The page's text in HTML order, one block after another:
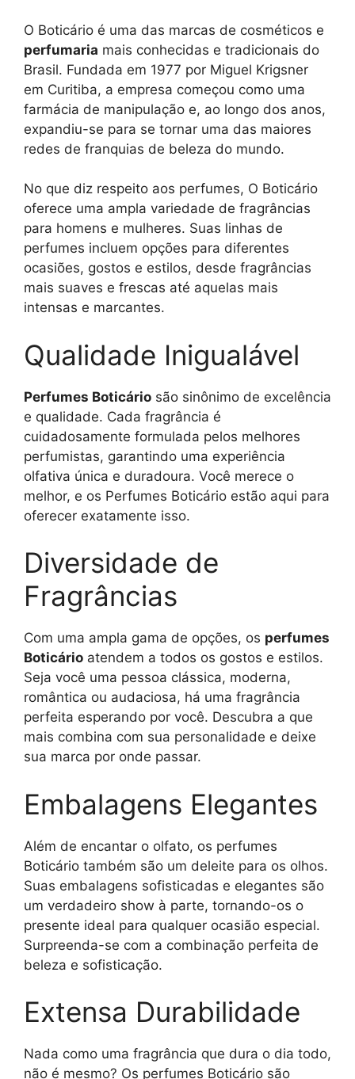
O Boticário é uma das marcas de cosméticos e
perfumaria mais conhecidas e tradicionais do
Brasil. Fundada em 1977 por Miguel Krigsner
em Curitiba, a empresa começou como uma
farmácia de manipulação e, ao longo dos anos,
expandiu-se para se tornar uma das maiores
redes de franquias de beleza do mundo.
No que diz respeito aos perfumes, O Boticário
oferece uma ampla variedade de fragrâncias
para homens e mulheres. Suas linhas de
perfumes incluem opções para diferentes
ocasiões, gostos e estilos, desde fragrâncias
mais suaves e frescas até aquelas mais
intensas e marcantes.
Qualidade Inigualável
Perfumes Boticário são sinônimo de excelência
e qualidade. Cada fragrância é
cuidadosamente formulada pelos melhores
perfumistas, garantindo uma experiência
olfativa única e duradoura. Você merece o
melhor, e os Perfumes Boticário estão aqui para
oferecer exatamente isso.
Diversidade de
Fragrâncias
Com uma ampla gama de opções, os perfumes
Boticário atendem a todos os gostos e estilos.
Seja você uma pessoa clássica, moderna,
romântica ou audaciosa, há uma fragrância
perfeita esperando por você. Descubra a que
mais combina com sua personalidade e deixe
sua marca por onde passar.
Embalagens Elegantes
Além de encantar o olfato, os perfumes
Boticário também são um deleite para os olhos.
Suas embalagens sofisticadas e elegantes são
um verdadeiro show à parte, tornando-os o
presente ideal para qualquer ocasião especial.
Surpreenda-se com a combinação perfeita de
beleza e sofisticação.
Extensa Durabilidade
Nada como uma fragrância que dura o dia todo,
não é mesmo? Os perfumes Boticário são